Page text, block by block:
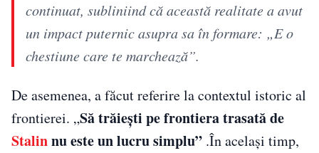
continuat, subliniind că această realitate a avut
un impact puternic asupra sa în formare: „E o
chestiune care te marchează”.
De asemenea, a făcut referire la contextul istoric al
frontierei. „Să trăiești pe frontiera trasată de
Stalinnu este un lucru simplu” .În același timp,